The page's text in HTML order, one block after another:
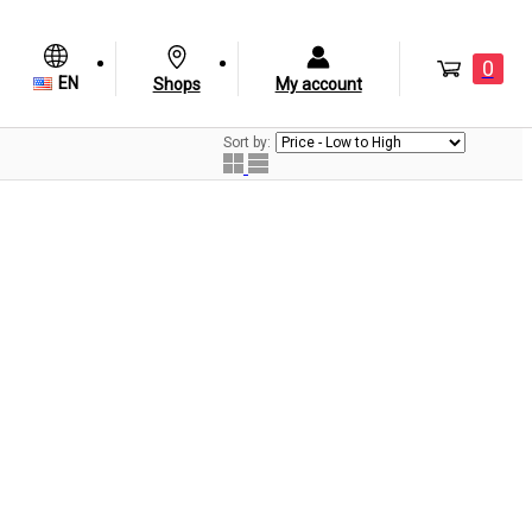
EN Shops My account
0
Sort by: